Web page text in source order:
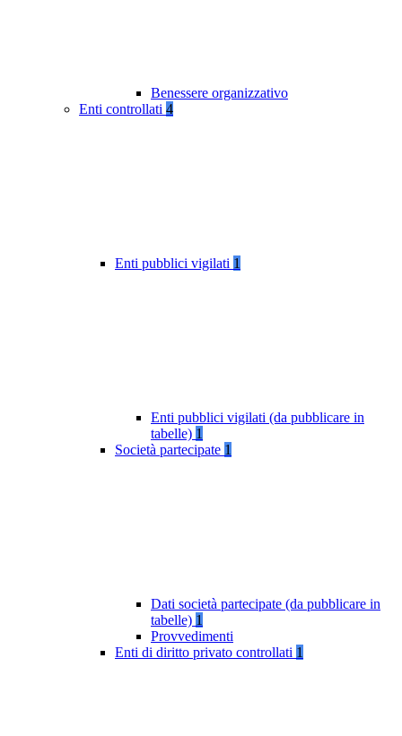
Benessere organizzativo
Enti controllati 4
Enti pubblici vigilati 1
Enti pubblici vigilati (da pubblicare in
tabelle) 1
Società partecipate 1
Dati società partecipate (da pubblicare in
tabelle) 1
Provvedimenti
Enti di diritto privato controllati 1